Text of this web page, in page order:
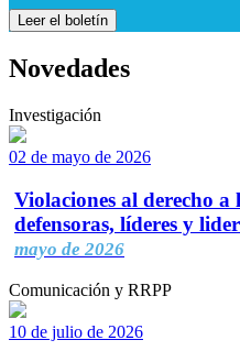
Leer el boletín
Novedades
Investigación
02 de mayo de 2026
Violaciones al derecho a
defensoras, líderes y
mayo de 2026
Comunicación y RRPP
10 de julio de 2026